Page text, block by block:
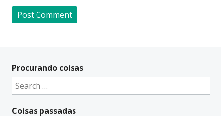
t
e
a
Procurando coisas
Search
for:
Coisas passadas